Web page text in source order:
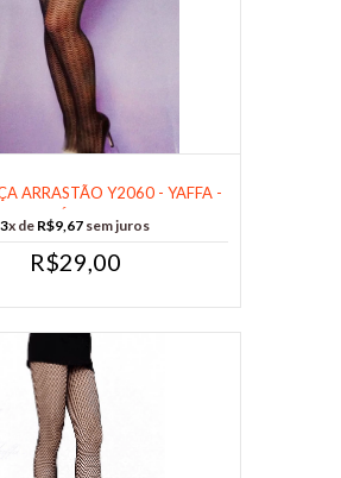
ARRASTÃO Y2060 - YAFFA -
CÓD......
3x de R$9,67 sem juros
R$29,00